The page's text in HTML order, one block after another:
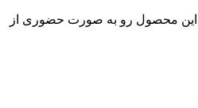
این محصول رو به صورت حضوری از